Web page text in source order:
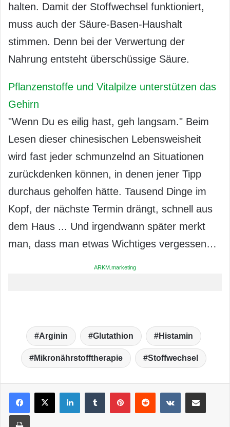
halten. Damit der Stoffwechsel funktioniert,
muss auch der Säure-Basen-Haushalt
stimmen. Denn bei der Verwertung der
Nahrung entsteht überschüssige Säure.
Pflanzenstoffe und Vitalpilze unterstützen das
Gehirn
"Wenn Du es eilig hast, geh langsam." Beim
Lesen dieser chinesischen Lebensweisheit
wird fast jeder schmunzelnd an Situationen
zurückdenken können, in denen jener Tipp
durchaus geholfen hätte. Tausend Dinge im
Kopf, der nächste Termin drängt, schnell aus
dem Haus ... Und irgendwann später merkt
man, dass man etwas Wichtiges vergessen…
ARKM.marketing
Arginin Glutathion Histamin
Mikronährstofftherapie Stoffwechsel
LinkedIn VKontakte
Drucken